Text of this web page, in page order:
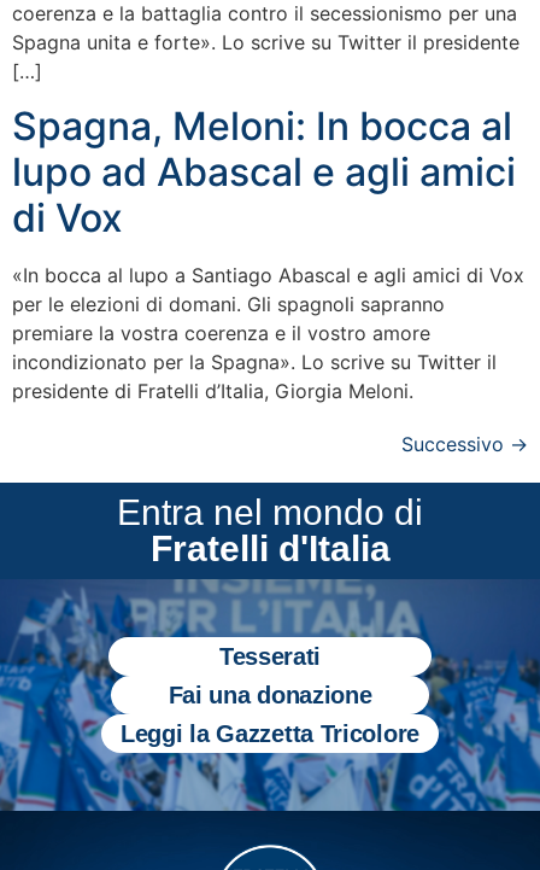
coerenza e la battaglia contro il secessionismo per una
Spagna unita e forte». Lo scrive su Twitter il presidente
[…]
Spagna, Meloni: In bocca al
lupo ad Abascal e agli amici
di Vox
«In bocca al lupo a Santiago Abascal e agli amici di Vox
per le elezioni di domani. Gli spagnoli sapranno
premiare la vostra coerenza e il vostro amore
incondizionato per la Spagna». Lo scrive su Twitter il
presidente di Fratelli d’Italia, Giorgia Meloni.
Successivo →
Entra nel mondo di
Fratelli d'Italia
Tesserati
Fai una donazione
Leggi la Gazzetta Tricolore